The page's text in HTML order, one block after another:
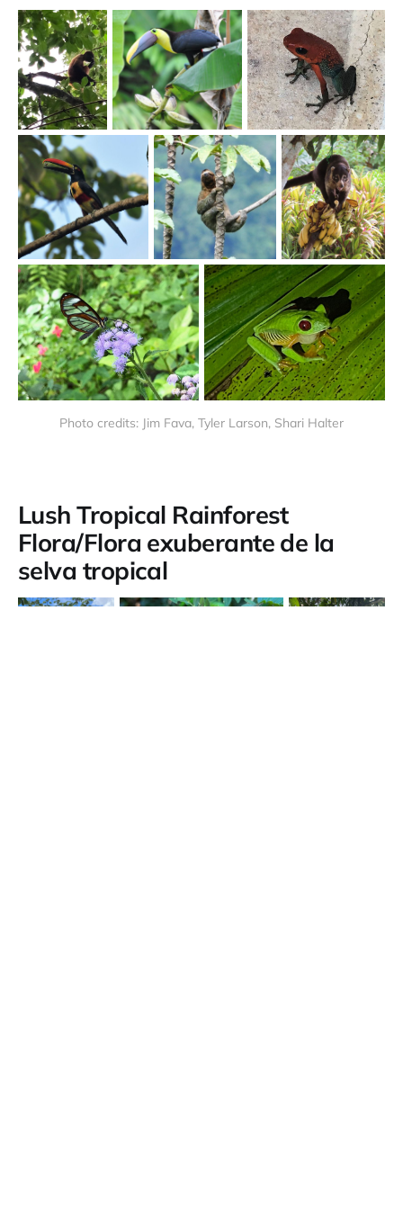
Photo credits: Jim Fava, Tyler Larson, Shari Halter
Lush Tropical Rainforest
Flora/Flora exuberante de la
selva tropical